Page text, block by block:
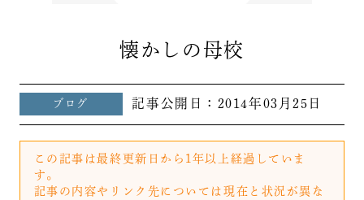
懐かしの母校
ブログ 記事公開日： 2014年03月25日
この記事は最終更新日から1年以上経過していま
す。
記事の内容やリンク先については現在と状況が異な